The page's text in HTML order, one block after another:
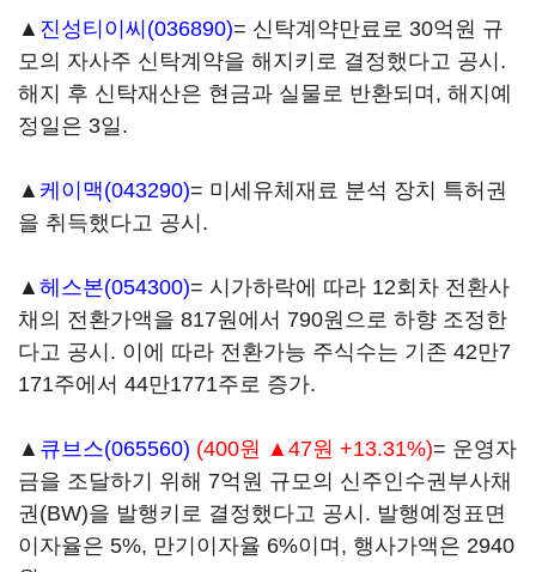
▲ 진성티이씨(036890)= 신탁계약만료로 30억원 규
모의 자사주 신탁계약을 해지키로 결정했다고 공시.
해지 후 신탁재산은 현금과 실물로 반환되며, 해지예
정일은 3일.
▲ 케이맥(043290)= 미세유체재료 분석 장치 특허권
을 취득했다고 공시.
▲ 헤스본(054300)= 시가하락에 따라 12회차 전환사
채의 전환가액을 817원에서 790원으로 하향 조정한
다고 공시. 이에 따라 전환가능 주식수는 기존 42만7
171주에서 44만1771주로 증가.
▲ 큐브스(065560) (400원 ▲47원 +13.31%)= 운영자
금을 조달하기 위해 7억원 규모의 신주인수권부사채
권(BW)을 발행키로 결정했다고 공시. 발행예정표면
이자율은 5%, 만기이자율 6%이며, 행사가액은 2940